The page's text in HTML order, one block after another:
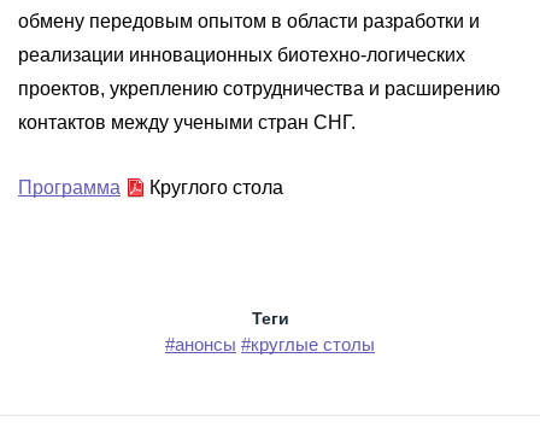
обмену передовым опытом в области разработки и
реализации инновационных биотехно-логических
проектов, укреплению сотрудничества и расширению
контактов между учеными стран СНГ.
Программа Круглого стола
Теги
#анонсы #круглые столы